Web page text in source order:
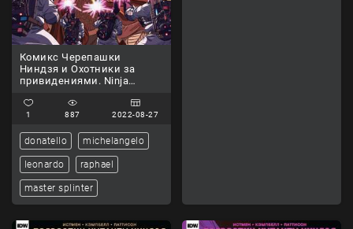
Комикс Черепашки
Ниндзя и Охотники за
привидениями. Ninja
Часть 4
1 887 2022-08-27
donatello michelangelo
leonardo raphael
master splinter